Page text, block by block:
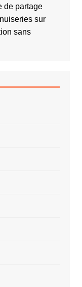
de partage
sur
sans